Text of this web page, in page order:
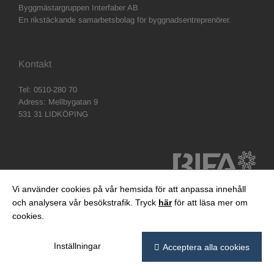
Byggmästargruppen Interfaber AB
En rikstäckande samarbetsbolag för byggnadsentreprenörer.
Kontakt
Tel: 0510-280 70
Adress: Mellbygatan 9
531 31 LIDKÖPING
Vi använder cookies på vår hemsida för att anpassa innehåll
och analysera vår besökstrafik. Tryck härför att läsa mer om
cookies.
Inställningar Acceptera alla cookies